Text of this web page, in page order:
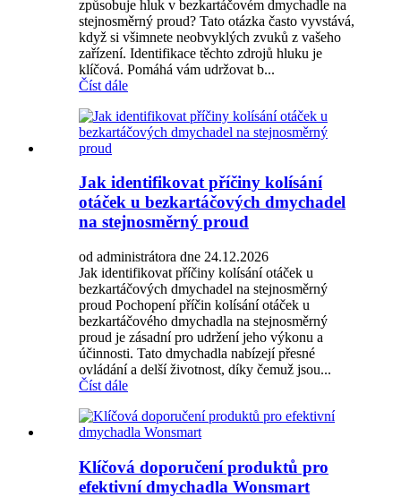
způsobuje hluk v bezkartáčovém dmychadle na
stejnosměrný proud? Tato otázka často vyvstává,
když si všimnete neobvyklých zvuků z vašeho
zařízení. Identifikace těchto zdrojů hluku je
klíčová. Pomáhá vám udržovat b...
Číst dále
Jak identifikovat příčiny kolísání
otáček u bezkartáčových dmychadel
na stejnosměrný proud
od administrátora dne 24.12.2026
Jak identifikovat příčiny kolísání otáček u
bezkartáčových dmychadel na stejnosměrný
proud Pochopení příčin kolísání otáček u
bezkartáčového dmychadla na stejnosměrný
proud je zásadní pro udržení jeho výkonu a
účinnosti. Tato dmychadla nabízejí přesné
ovládání a delší životnost, díky čemuž jsou...
Číst dále
Klíčová doporučení produktů pro
efektivní dmychadla Wonsmart